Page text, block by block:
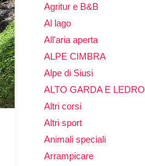
Agritur e B&B
Al lago
All'aria aperta
ALPE CIMBRA
Alpe di Siusi
ALTO GARDA E LEDRO
Altri corsi
Altri sport
Animali speciali
Arrampicare